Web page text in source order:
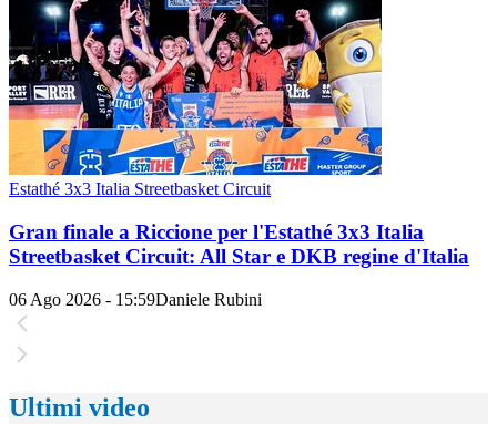
Estathé 3x3 Italia Streetbasket Circuit
Gran finale a Riccione per l'Estathé 3x3 Italia
Streetbasket Circuit: All Star e DKB regine d'Italia
06 Ago 2026 - 15:59Daniele Rubini
Ultimi video